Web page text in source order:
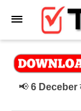
6 Deceberके